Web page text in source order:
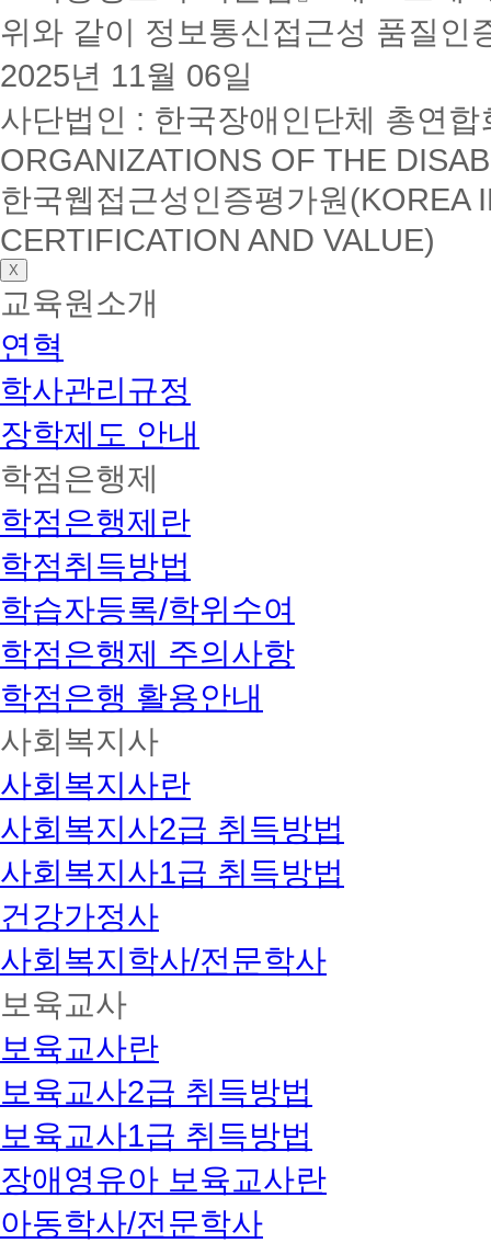
위와 같이 정보통신접근성 품질인
2025년 11월 06일
사단법인 : 한국장애인단체 총연
ORGANIZATIONS OF THE
한국웹접근성인증평가원(KOREA
CERTIFICATION AND VALUE)
X
교육원소개
연혁
학사관리규정
장학제도 안내
학점은행제
학점은행제란
학점취득방법
학습자등록/학위수여
학점은행제 주의사항
학점은행 활용안내
사회복지사
사회복지사란
사회복지사2급 취득방법
사회복지사1급 취득방법
건강가정사
사회복지학사/전문학사
보육교사
보육교사란
보육교사2급 취득방법
보육교사1급 취득방법
장애영유아 보육교사란
아동학사/전문학사